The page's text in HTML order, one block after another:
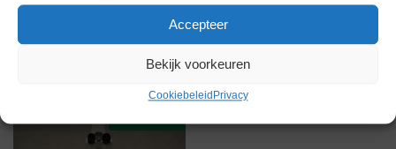
Accepteer
Bekijk voorkeuren
Cookiebeleid Privacy
Gerelateerde producten